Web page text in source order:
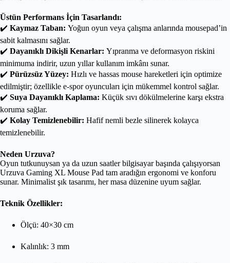
Üstün Performans İçin Tasarlandı:
✔️ Kaymaz Taban: Yoğun oyun veya çalışma anlarında mousepad’in
sabit kalmasını sağlar.
✔️ Dayanıklı Dikişli Kenarlar: Yıpranma ve deformasyon riskini
minimuma indirir, uzun yıllar kullanım imkânı sunar.
✔️ Pürüzsüz Yüzey: Hızlı ve hassas mouse hareketleri için optimize
edilmiştir; özellikle e-spor oyuncuları için mükemmel kontrol sağlar.
✔️ Suya Dayanıklı Kaplama: Küçük sıvı dökülmelerine karşı ekstra
koruma sağlar.
✔️ Kolay Temizlenebilir: Hafif nemli bezle silinerek kolayca
temizlenebilir.
Neden Urzuva?
Oyun tutkunuysan ya da uzun saatler bilgisayar başında çalışıyorsan
Urzuva Gaming XL Mouse Pad tam aradığın ergonomi ve konforu
sunar. Minimalist şık tasarımı, her masa düzenine uyum sağlar.
Teknik Özellikler:
Ölçü: 40×30 cm
Kalınlık: 3 mm